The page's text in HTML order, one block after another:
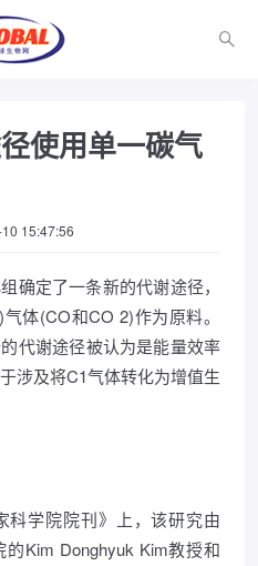
使用单一碳气
15:47:56
确定了一条新的代谢途径，
体(CO和CO 2)作为原料。
代谢途径被认为是能量效率
涉及将C1气体转化为增值生
科学院院刊》上，该研究由
Kim Donghyuk Kim教授和